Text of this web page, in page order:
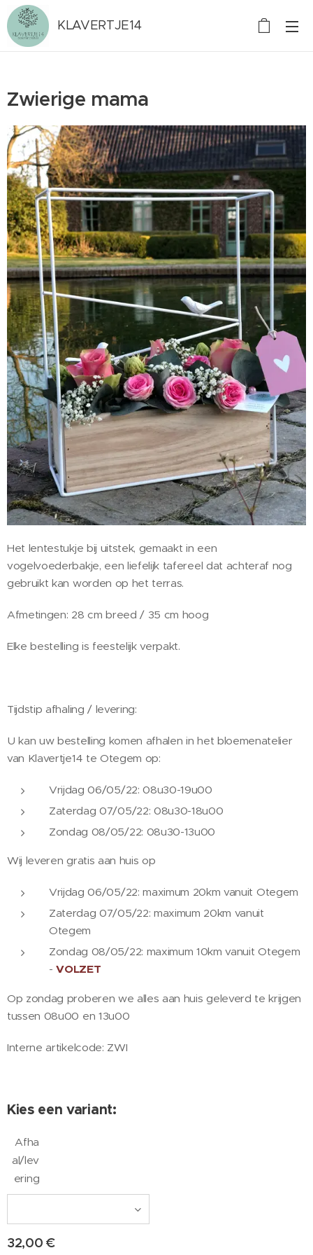
KLAVERTJE14
Zwierige mama
Het lentestukje bij uitstek, gemaakt in een
vogelvoederbakje, een liefelijk tafereel dat achteraf nog
gebruikt kan worden op het terras.
Afmetingen: 28 cm breed / 35 cm hoog
Elke bestelling is feestelijk verpakt.
Tijdstip afhaling / levering:
U kan uw bestelling komen afhalen in het bloemenatelier
van Klavertje14 te Otegem op:
Vrijdag 06/05/22: 08u30-19u00
Zaterdag 07/05/22: 08u30-18u00
Zondag 08/05/22: 08u30-13u00
Wij leveren gratis aan huis op
Vrijdag 06/05/22: maximum 20km vanuit Otegem
Zaterdag 07/05/22: maximum 20km vanuit
Otegem
Zondag 08/05/22: maximum 10km vanuit Otegem
-VOLZET
Op zondag proberen we alles aan huis geleverd te krijgen
tussen 08u00 en 13u00
Interne artikelcode: ZWI
Kies een variant:
Afha
al/lev
ering
32,00 €